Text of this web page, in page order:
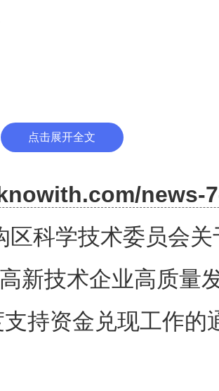
使用北京统一身份认
登录企业不在本次
新技术企业认定支
点击展开全文
news-
区科学技术委员会
新技术企业高质量
持资金兑现工作的